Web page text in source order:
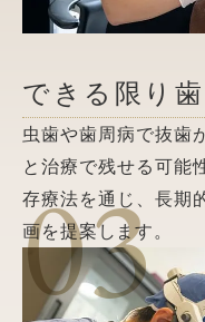
できる限り
虫歯や歯周病で抜歯
と治療で残せる可能
存療法を通じ、長期
画を提案します。
03